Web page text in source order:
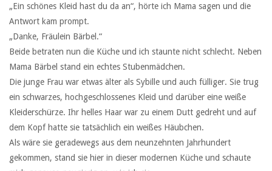
„Ein schönes Kleid hast du da an“, hörte ich Mama sagen und die
Antwort kam prompt.
„Danke, Fräulein Bärbel.“
Beide betraten nun die Küche und ich staunte nicht schlecht. Neben
Mama Bärbel stand ein echtes Stubenmädchen.
Die junge Frau war etwas älter als Sybille und auch fülliger. Sie trug
ein schwarzes, hochgeschlossenes Kleid und darüber eine weiße
Kleiderschürze. Ihr helles Haar war zu einem Dutt gedreht und auf
dem Kopf hatte sie tatsächlich ein weißes Häubchen.
Als wäre sie geradewegs aus dem neunzehnten Jahrhundert
gekommen, stand sie hier in dieser modernen Küche und schaute